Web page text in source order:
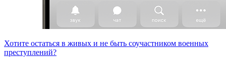
Хотите остаться в живых и не быть соучастником военных
преступлений?